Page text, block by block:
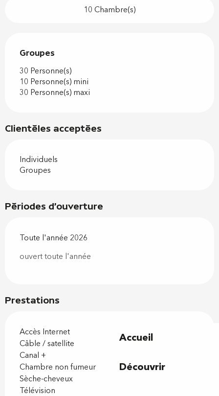
Accueil
Découvrir
Prestations
Accès Internet
Câble / satellite
Canal +
Chambre non fumeur
Sèche-cheveux
Télévision
10 Chambre(s)
Groupes
Groupes
30 Personne(s)
10 Personne(s) mini
30 Personne(s) maxi
Clientèles acceptées
Individuels
Groupes
Périodes d'ouverture
Toute l'année 2026
ouvert toute l'année